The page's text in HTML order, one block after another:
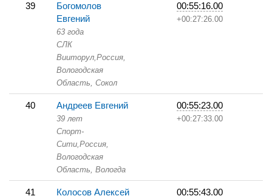
39
Богомолов
Евгений
63 года
СЛК
Вииторул,Россия,
Вологодская
Область, Сокол
00:55:16.00
+00:27:26.00
40 Андреев Евгений
39 лет
Спорт-
Сити,Россия,
Вологодская
Область, Вологда
00:55:23.00
+00:27:33.00
41 Колосов Алексей 00:55:43.00